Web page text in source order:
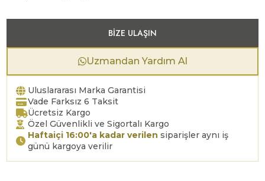
BIZE ULAŞIN
Uzmandan Yardım Al
Uluslararası Marka Garantisi
Vade Farksız 6 Taksit
Ücretsiz Kargo
Özel Güvenlikli ve Sigortalı Kargo
Haftaiçi 16:00'a kadar verilen siparişler aynı iş
günü kargoya verilir